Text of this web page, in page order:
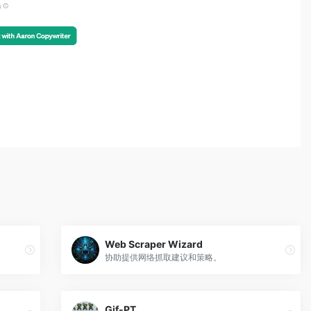
Web Scraper Wizard
协助提供网络抓取建议和策略。